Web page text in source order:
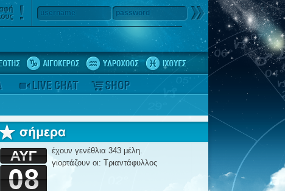
username password
έχουν γενέθλια 343 μέλη.
γιορτάζουν οι: Τριαντάφυλλος